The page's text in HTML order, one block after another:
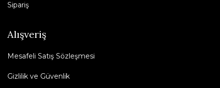
Sipariş
Alışveriş
Mesafeli Satış Sözleşmesi
Gizlilik ve Güvenlik